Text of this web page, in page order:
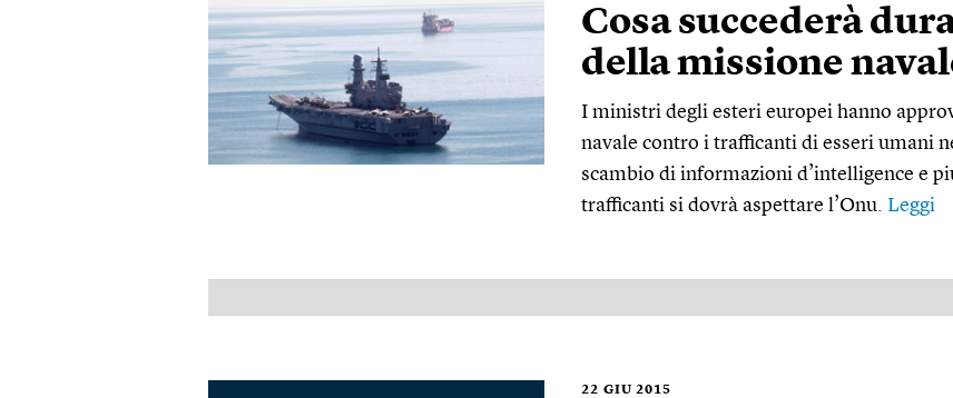
Cosa succederà
della missione
I ministri degli esteri europei hanno
navale contro i trafficanti di esseri umani
scambio di informazioni d’intelligence e
trafficanti si dovrà aspettare l’Onu. Leggi
22 GIU 2015